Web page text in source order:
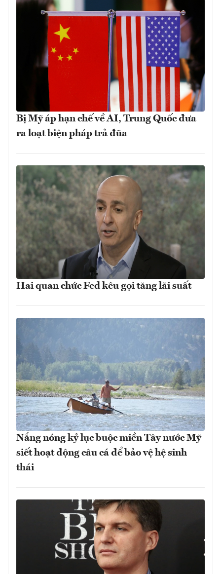
Bị Mỹ áp hạn chế về AI, Trung Quốc đưa
ra loạt biện pháp trả đũa
Hai quan chức Fed kêu gọi tăng lãi suất
Nắng nóng kỷ lục buộc miền Tây nước Mỹ
siết hoạt động câu cá để bảo vệ hệ sinh
thái